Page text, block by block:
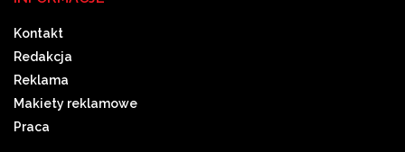
Kontakt
Redakcja
Reklama
Makiety reklamowe
Praca